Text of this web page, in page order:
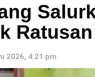
2026, 4:21 pm